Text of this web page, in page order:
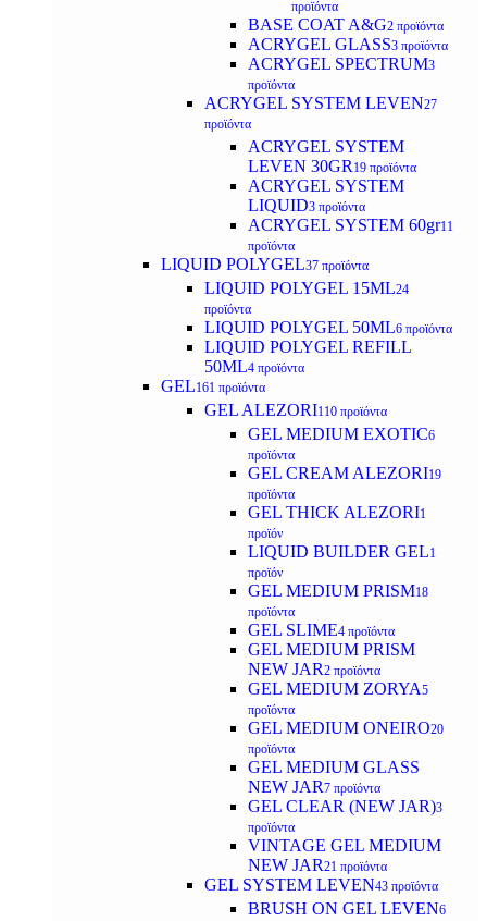
προϊόντα
BASE COAT A&G2 προϊόντα
ACRYGEL GLASS3 προϊόντα
ACRYGEL SPECTRUM3
προϊόντα
ACRYGEL SYSTEM LEVEN27
προϊόντα
ACRYGEL SYSTEM
LEVEN 30GR 19 προϊόντα
ACRYGEL SYSTEM
LIQUID3 προϊόντα
ACRYGEL SYSTEM 60gr11
προϊόντα
LIQUID POLYGEL37 προϊόντα
LIQUID POLYGEL 15ML24
προϊόντα
LIQUID POLYGEL 50ML6 προϊόντα
LIQUID POLYGEL REFILL
50ML4 προϊόντα
GEL161 προϊόντα
GEL ALEZORI110 προϊόντα
GEL MEDIUM EXOTIC6
προϊόντα
GEL CREAM ALEZORI19
προϊόντα
GEL THICK ALEZORI1
προϊόν
LIQUID BUILDER GEL1
προϊόν
GEL MEDIUM PRISM18
προϊόντα
GEL SLIME4 προϊόντα
GEL MEDIUM PRISM
NEW JAR2 προϊόντα
GEL MEDIUM ZORYA5
προϊόντα
GEL MEDIUM ONEIRO20
προϊόντα
GEL MEDIUM GLASS
NEW JAR7 προϊόντα
GEL CLEAR (NEW JAR)3
προϊόντα
VINTAGE GEL MEDIUM
NEW JAR21 προϊόντα
GEL SYSTEM LEVEN43 προϊόντα
BRUSH ON GEL LEVEN6